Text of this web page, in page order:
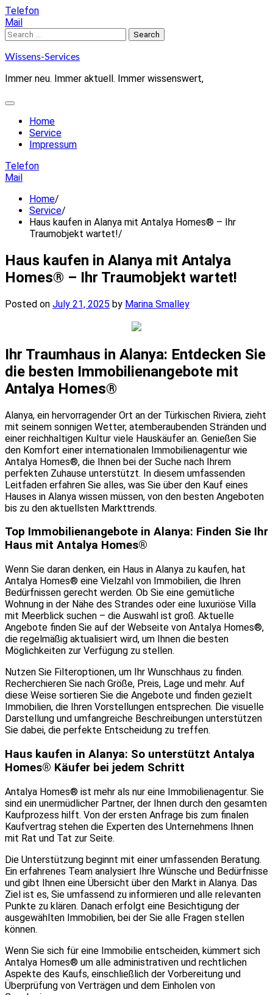
Skip
to
content
Telefon
Mail
Search
for:
Wissens-Services
Immer neu. Immer aktuell. Immer wissenswert,
Home
Service
Impressum
Telefon
Mail
Home
Service
Haus kaufen in Alanya mit Antalya Homes® – Ihr
Traumobjekt wartet!
Haus kaufen in Alanya mit Antalya
Homes® – Ihr Traumobjekt wartet!
Posted on July 21, 2025 by Marina Smalley
Ihr Traumhaus in Alanya: Entdecken Sie
die besten Immobilienangebote mit
Antalya Homes®
Alanya, ein hervorragender Ort an der Türkischen Riviera, zieht
mit seinem sonnigen Wetter, atemberaubenden Stränden und
einer reichhaltigen Kultur viele Hauskäufer an. Genießen Sie
den Komfort einer internationalen Immobilienagentur wie
Antalya Homes®, die Ihnen bei der Suche nach Ihrem
perfekten Zuhause unterstützt. In diesem umfassenden
Leitfaden erfahren Sie alles, was Sie über den Kauf eines
Hauses in Alanya wissen müssen, von den besten Angeboten
bis zu den aktuellsten Markttrends.
Top Immobilienangebote in Alanya: Finden Sie Ihr
Haus mit Antalya Homes®
Wenn Sie daran denken, ein Haus in Alanya zu kaufen, hat
Antalya Homes® eine Vielzahl von Immobilien, die Ihren
Bedürfnissen gerecht werden. Ob Sie eine gemütliche
Wohnung in der Nähe des Strandes oder eine luxuriöse Villa
mit Meerblick suchen – die Auswahl ist groß. Aktuelle
Angebote finden Sie auf der Webseite von Antalya Homes®,
die regelmäßig aktualisiert wird, um Ihnen die besten
Möglichkeiten zur Verfügung zu stellen.
Nutzen Sie Filteroptionen, um Ihr Wunschhaus zu finden.
Recherchieren Sie nach Größe, Preis, Lage und mehr. Auf
diese Weise sortieren Sie die Angebote und finden gezielt
Immobilien, die Ihren Vorstellungen entsprechen. Die visuelle
Darstellung und umfangreiche Beschreibungen unterstützen
Sie dabei, die perfekte Entscheidung zu treffen.
Haus kaufen in Alanya: So unterstützt Antalya
Homes® Käufer bei jedem Schritt
Antalya Homes® ist mehr als nur eine Immobilienagentur. Sie
sind ein unermüdlicher Partner, der Ihnen durch den gesamten
Kaufprozess hilft. Von der ersten Anfrage bis zum finalen
Kaufvertrag stehen die Experten des Unternehmens Ihnen
mit Rat und Tat zur Seite.
Die Unterstützung beginnt mit einer umfassenden Beratung.
Ein erfahrenes Team analysiert Ihre Wünsche und Bedürfnisse
und gibt Ihnen eine Übersicht über den Markt in Alanya. Das
Ziel ist es, Sie umfassend zu informieren und alle relevanten
Punkte zu klären. Danach erfolgt eine Besichtigung der
ausgewählten Immobilien, bei der Sie alle Fragen stellen
können.
Wenn Sie sich für eine Immobilie entscheiden, kümmert sich
Antalya Homes® um alle administrativen und rechtlichen
Aspekte des Kaufs, einschließlich der Vorbereitung und
Überprüfung von Verträgen und dem Einholen von